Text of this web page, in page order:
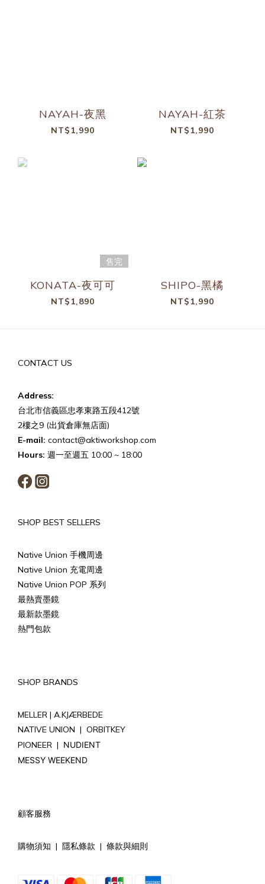
NAYAH-夜黑
NT$1,990
NAYAH-紅茶
NT$1,990
售完
KONATA-夜可可
NT$1,890
SHIPO-黑橘
NT$1,990
CONTACT US
Address:
台北市信義區忠孝東路五段412號
2樓之9 (出貨倉庫無店面)
E-mail: contact@aktiworkshop.com
Hours: 週一至週五 10:00 ~ 18:00
SHOP BEST SELLERS
Native Union 手機周邊
Native Union 充電周邊
Native Union POP 系列
最熱賣墨鏡
最新款墨鏡
熱門包款
SHOP BRANDS
MELLER | A.KJÆRBEDE
NATIVE UNION | ORBITKEY
PIONEER | NUDIENT
MESSY WEEKEND
顧客服務
購物須知 | 隱私條款 | 條款與細則